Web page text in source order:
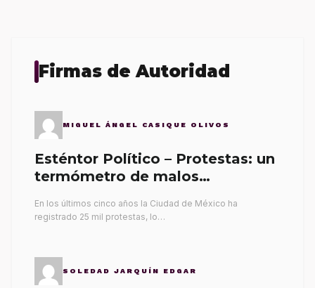
Firmas de Autoridad
MIGUEL ÁNGEL CASIQUE OLIVOS
Esténtor Político – Protestas: un
termómetro de malos
En los últimos cinco años la Ciudad de México ha
registrado 25 mil protestas, lo…
SOLEDAD JARQUÍN EDGAR